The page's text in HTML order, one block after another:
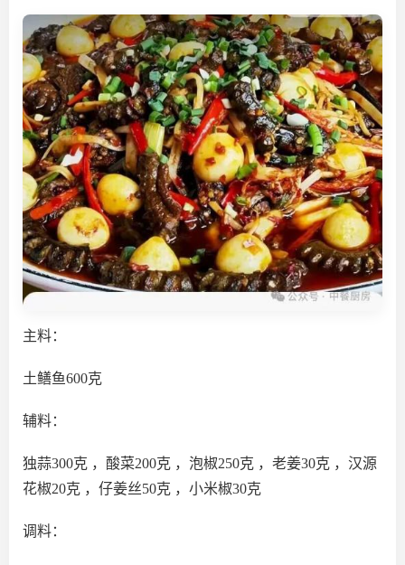
主料：
土鳝鱼600克
辅料：
独蒜300克 ，酸菜200克 ，泡椒250克 ，老姜30克 ，汉源
花椒20克 ，仔姜丝50克 ，小米椒30克
调料：